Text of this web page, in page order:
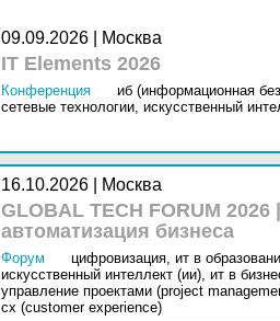
09.09.2026 | Москва
IT Elements 2026
Конференция иб (информационная
сетевые технологии, искусственный
16.10.2026 | Москва
GLOBAL TECH FORUM
автоматизация бизнеса
Форум цифровизация, ит в
искусственный интеллект (ии), ит в
управление проектами (project
cx (customer experience)